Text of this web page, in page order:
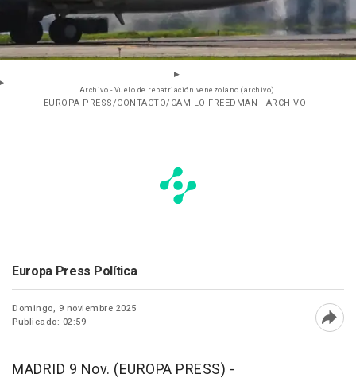
Archivo - Vuelo de repatriación venezolano (archivo).
- EUROPA PRESS/CONTACTO/CAMILO FREEDMAN - ARCHIVO
Europa Press Política
Domingo, 9 noviembre 2025
Publicado: 02:59
MADRID 9 Nov. (EUROPA PRESS) -